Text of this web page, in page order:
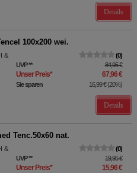
Details
100x200 wei.
&
0
UVP** 84,95 €
Unser Preis* 67,96 €
Sie sparen 16,99 €(20%)
Details
Tenc.50x60 nat.
&
0
UVP** 19,95 €
Unser Preis* 15,96 €